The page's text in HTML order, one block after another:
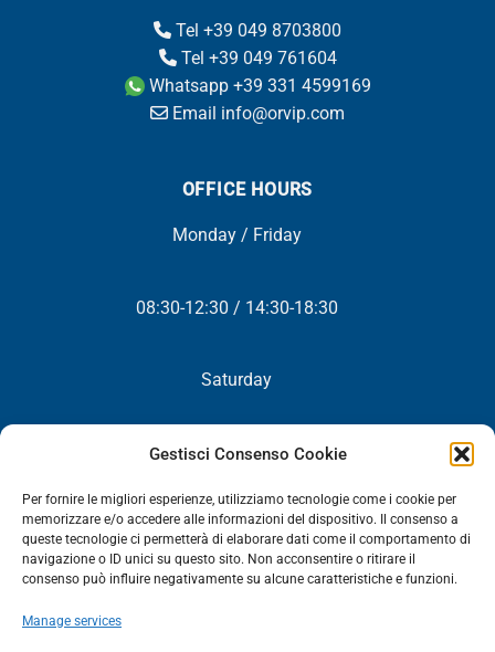
Gestisci Consenso Cookie
Per fornire le migliori esperienze, utilizziamo tecnologie come i cookie per
memorizzare e/o accedere alle informazioni del dispositivo. Il consenso a
queste tecnologie ci permetterà di elaborare dati come il comportamento di
navigazione o ID unici su questo sito. Non acconsentire o ritirare il
consenso può influire negativamente su alcune caratteristiche e funzioni.
Manage services
Tel +39 049 8703800
Tel +39 049 761604
Whatsapp +39 331 4599169
Email info@orvip.com
OFFICE HOURS
Monday / Friday
08:30-12:30 / 14:30-18:30
Saturday
Closed
NEWSLETTER